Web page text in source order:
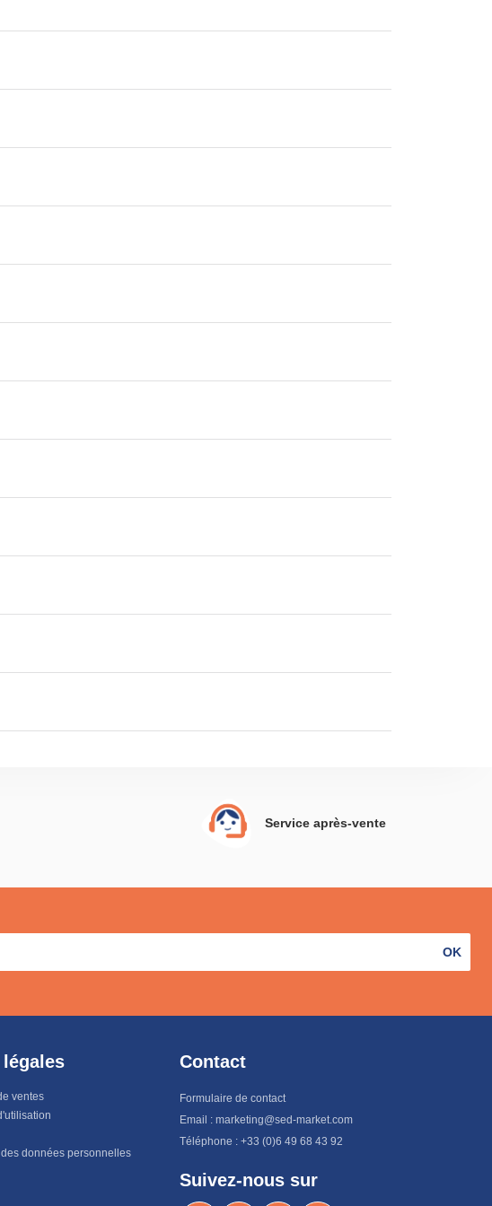
Service après-vente
OK
ventes
données personnelles
Contact
Formulaire de contact
Email : marketing@sed-market.com
Téléphone : +33 (0)6 49 68 43 92
Suivez-nous sur